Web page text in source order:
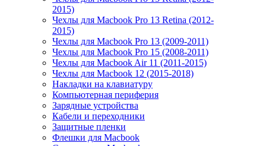
2015)
Чехлы для Macbook Pro 13 Retina (2012-
2015)
Чехлы для Macbook Pro 13 (2009-2011)
Чехлы для Macbook Pro 15 (2008-2011)
Чехлы для Macbook Air 11 (2011-2015)
Чехлы для Macbook 12 (2015-2018)
Накладки на клавиатуру
Компьютерная периферия
Зарядные устройства
Кабели и переходники
Защитные пленки
Флешки для Macbook